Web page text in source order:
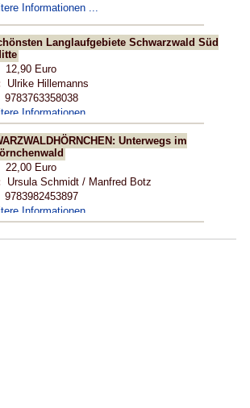
Informationen ...
Langlaufgebiete Schwarzwald Süd
12,90 Euro
Ulrike Hillemanns
9783763358038
Informationen ...
Unterwegs im
22,00 Euro
Ursula Schmidt / Manfred Botz
9783982453897
Informationen ...